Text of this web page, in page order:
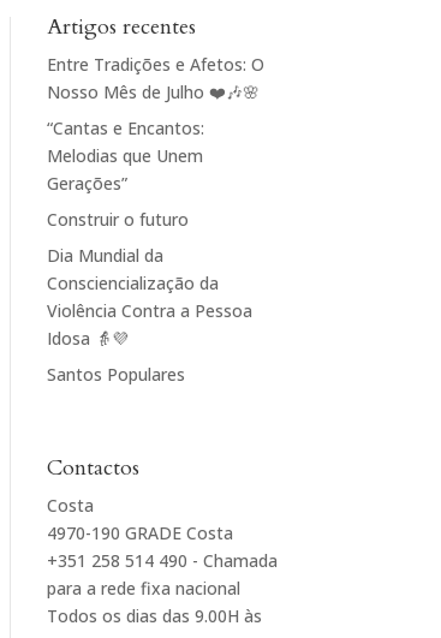
Artigos recentes
Entre Tradições e Afetos: O
Nosso Mês de Julho ❤️🎶🌸
“Cantas e Encantos:
Melodias que Unem
Gerações”
Construir o futuro
Dia Mundial da
Consciencialização da
Violência Contra a Pessoa
Idosa 👵💜
Santos Populares
Contactos
Costa
4970-190 GRADE Costa
+351 258 514 490 - Chamada
para a rede fixa nacional
Todos os dias das 9.00H às